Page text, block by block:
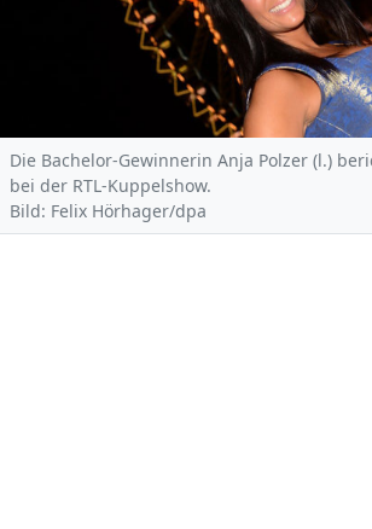
Die Bachelor-Gewinnerin Anja Polzer (l.)
bei der RTL-Kuppelshow.
Bild: Felix Hörhager/dpa